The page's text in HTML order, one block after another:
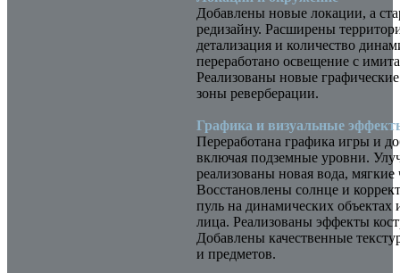
Добавлены новые локации, а
редизайну. Расширены
детализация и количество
переработано освещение с
Реализованы новые
зоны реверберации.
Графика и визуальные
Переработана графика игры и
включая подземные уровни.
реализованы новая вода,
Восстановлены солнце и
пуль на динамических объектах
лица. Реализованы эффекты
Добавлены качественные
и предметов.